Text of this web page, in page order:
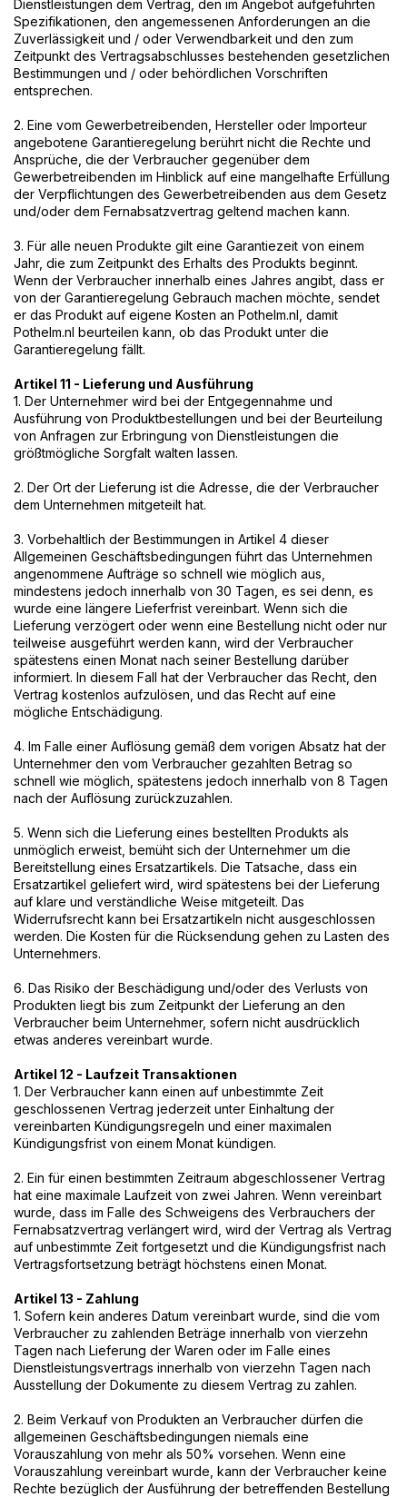
Dienstleistungen dem Vertrag, den im Angebot aufgeführten
Spezifikationen, den angemessenen Anforderungen an die
Zuverlässigkeit und / oder Verwendbarkeit und den zum
Zeitpunkt des Vertragsabschlusses bestehenden gesetzlichen
Bestimmungen und / oder behördlichen Vorschriften
entsprechen.
2. Eine vom Gewerbetreibenden, Hersteller oder Importeur
angebotene Garantieregelung berührt nicht die Rechte und
Ansprüche, die der Verbraucher gegenüber dem
Gewerbetreibenden im Hinblick auf eine mangelhafte Erfüllung
der Verpflichtungen des Gewerbetreibenden aus dem Gesetz
und/oder dem Fernabsatzvertrag geltend machen kann.
3. Für alle neuen Produkte gilt eine Garantiezeit von einem
Jahr, die zum Zeitpunkt des Erhalts des Produkts beginnt.
Wenn der Verbraucher innerhalb eines Jahres angibt, dass er
von der Garantieregelung Gebrauch machen möchte, sendet
er das Produkt auf eigene Kosten an Pothelm.nl, damit
Pothelm.nl beurteilen kann, ob das Produkt unter die
Garantieregelung fällt.
Artikel 11 - Lieferung und Ausführung
1. Der Unternehmer wird bei der Entgegennahme und
Ausführung von Produktbestellungen und bei der Beurteilung
von Anfragen zur Erbringung von Dienstleistungen die
größtmögliche Sorgfalt walten lassen.
2. Der Ort der Lieferung ist die Adresse, die der Verbraucher
dem Unternehmen mitgeteilt hat.
3. Vorbehaltlich der Bestimmungen in Artikel 4 dieser
Allgemeinen Geschäftsbedingungen führt das Unternehmen
angenommene Aufträge so schnell wie möglich aus,
mindestens jedoch innerhalb von 30 Tagen, es sei denn, es
wurde eine längere Lieferfrist vereinbart. Wenn sich die
Lieferung verzögert oder wenn eine Bestellung nicht oder nur
teilweise ausgeführt werden kann, wird der Verbraucher
spätestens einen Monat nach seiner Bestellung darüber
informiert. In diesem Fall hat der Verbraucher das Recht, den
Vertrag kostenlos aufzulösen, und das Recht auf eine
mögliche Entschädigung.
4. Im Falle einer Auflösung gemäß dem vorigen Absatz hat der
Unternehmer den vom Verbraucher gezahlten Betrag so
schnell wie möglich, spätestens jedoch innerhalb von 8 Tagen
nach der Auflösung zurückzuzahlen.
5. Wenn sich die Lieferung eines bestellten Produkts als
unmöglich erweist, bemüht sich der Unternehmer um die
Bereitstellung eines Ersatzartikels. Die Tatsache, dass ein
Ersatzartikel geliefert wird, wird spätestens bei der Lieferung
auf klare und verständliche Weise mitgeteilt. Das
Widerrufsrecht kann bei Ersatzartikeln nicht ausgeschlossen
werden. Die Kosten für die Rücksendung gehen zu Lasten des
Unternehmers.
6. Das Risiko der Beschädigung und/oder des Verlusts von
Produkten liegt bis zum Zeitpunkt der Lieferung an den
Verbraucher beim Unternehmer, sofern nicht ausdrücklich
etwas anderes vereinbart wurde.
Artikel 12 - Laufzeit Transaktionen
1. Der Verbraucher kann einen auf unbestimmte Zeit
geschlossenen Vertrag jederzeit unter Einhaltung der
vereinbarten Kündigungsregeln und einer maximalen
Kündigungsfrist von einem Monat kündigen.
2. Ein für einen bestimmten Zeitraum abgeschlossener Vertrag
hat eine maximale Laufzeit von zwei Jahren. Wenn vereinbart
wurde, dass im Falle des Schweigens des Verbrauchers der
Fernabsatzvertrag verlängert wird, wird der Vertrag als Vertrag
auf unbestimmte Zeit fortgesetzt und die Kündigungsfrist nach
Vertragsfortsetzung beträgt höchstens einen Monat.
Artikel 13 - Zahlung
1. Sofern kein anderes Datum vereinbart wurde, sind die vom
Verbraucher zu zahlenden Beträge innerhalb von vierzehn
Tagen nach Lieferung der Waren oder im Falle eines
Dienstleistungsvertrags innerhalb von vierzehn Tagen nach
Ausstellung der Dokumente zu diesem Vertrag zu zahlen.
2. Beim Verkauf von Produkten an Verbraucher dürfen die
allgemeinen Geschäftsbedingungen niemals eine
Vorauszahlung von mehr als 50% vorsehen. Wenn eine
Vorauszahlung vereinbart wurde, kann der Verbraucher keine
Rechte bezüglich der Ausführung der betreffenden Bestellung